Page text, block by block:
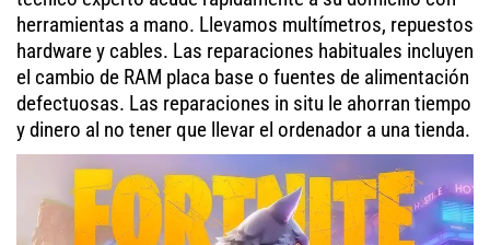
herramientas a mano. Llevamos multímetros, repuestos
hardware y cables. Las reparaciones habituales incluyen
el cambio de RAM placa base o fuentes de alimentación
defectuosas. Las reparaciones in situ le ahorran tiempo
y dinero al no tener que llevar el ordenador a una tienda.